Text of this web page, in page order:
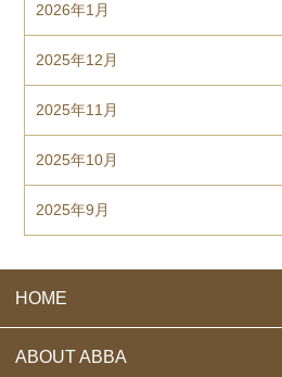
2026年1月
2025年12月
2025年11月
2025年10月
2025年9月
HOME
ABOUT ABBA